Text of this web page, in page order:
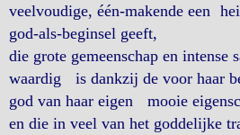
veelvoudige, één-makende een
god-als-beginsel geeft,
die grote gemeenschap en intense
waardig is dankzij de voor haar
god van haar eigen mooie
en die in veel van het goddelijke